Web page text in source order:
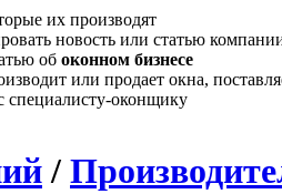
их производят
новость или статью
об оконном бизнесе
или продает окна,
специалисту-оконщику
/